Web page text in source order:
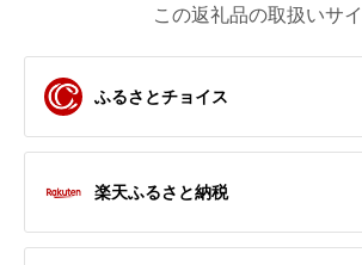
この返礼品の取扱いサ
ふるさとチョイス
楽天ふるさと納税